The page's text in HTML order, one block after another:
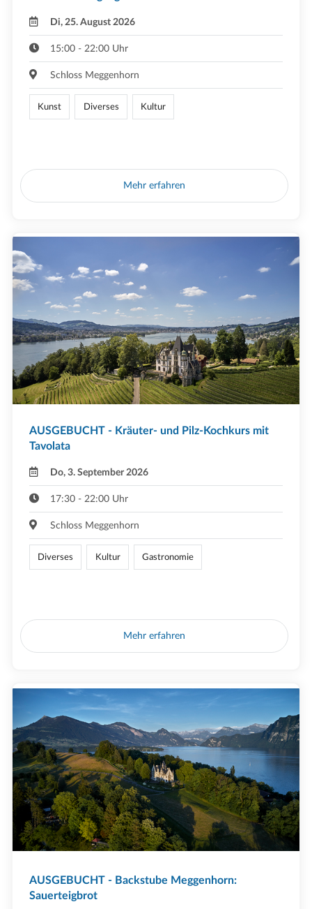
Di, 25. August 2026
15:00 - 22:00 Uhr
Schloss Meggenhorn
Kunst Diverses Kultur
Mehr erfahren
AUSGEBUCHT - Kräuter- und Pilz-Kochkurs mit
Tavolata
Do, 3. September 2026
17:30 - 22:00 Uhr
Schloss Meggenhorn
Diverses Kultur Gastronomie
Mehr erfahren
AUSGEBUCHT - Backstube Meggenhorn:
Sauerteigbrot